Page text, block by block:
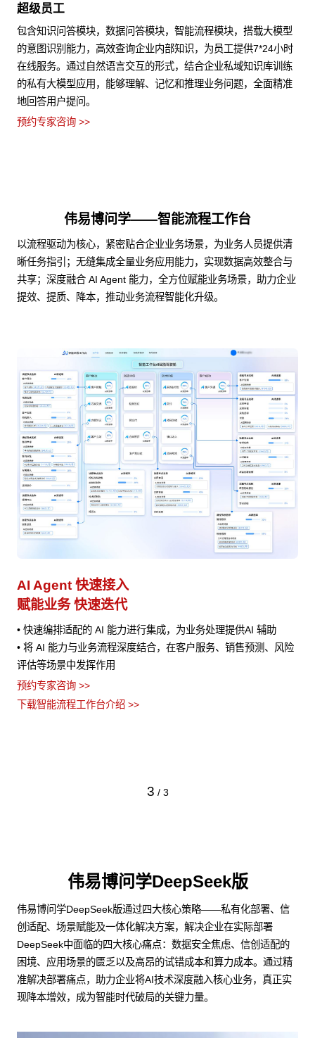
超级员工
包含知识问答模块，数据问答模块，智能流程模块，搭载大模型
的意图识别能力，高效查询企业内部知识，为员工提供7*24小时
在线服务。通过自然语言交互的形式，结合企业私域知识库训练
的私有大模型应用，能够理解、记忆和推理业务问题，全面精准
地回答用户提问。
预约专家咨询 >>
伟易博问学——智能流程工作台
以流程驱动为核心，紧密贴合企业业务场景，为业务人员提供清
晰任务指引；无缝集成全量业务应用能力，实现数据高效整合与
共享；深度融合 AI Agent 能力，全方位赋能业务场景，助力企业
提效、提质、降本，推动业务流程智能化升级。
业务流程管理
避免流程设计和实际执行差异
• 将业务流程以作战地图的形式进行可视化呈现，清晰展示流程
的各个环节、节点之间的关系以及当前流程所处阶段
• AI 分析任务处理时间、资源消耗等指标数据，定位瓶颈并提供
流程优化建议
• 流程管理者无需代码，通过拖拽、参数设置等方式即可快速定
1 / 3
伟易博问学DeepSeek版
伟易博问学DeepSeek版通过四大核心策略——私有化部署、信
创适配、场景赋能及一体化解决方案，解决企业在实际部署
DeepSeek中面临的四大核心痛点：数据安全焦虑、信创适配的
困境、应用场景的匮乏以及高昂的试错成本和算力成本。通过精
准解决部署痛点，助力企业将AI技术深度融入核心业务，真正实
现降本增效，成为智能时代破局的关键力量。